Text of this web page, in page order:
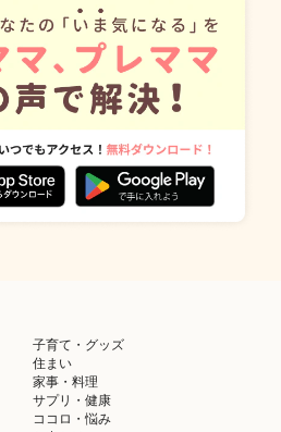
子育て・グッズ
住まい
家事・料理
サプリ・健康
ココロ・悩み